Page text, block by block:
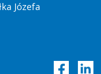
Józefa